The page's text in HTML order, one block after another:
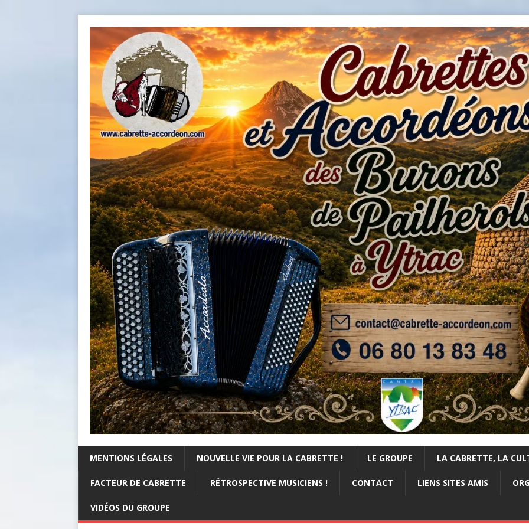
MENTIONS LÉGALES NOUVELLE VIE POUR LA CABRETTE ! LE GROUPE LA CABRETTE, LA
FACTEUR DE CABRETTE RÉTROSPECTIVE MUSICIENS ! CONTACT LIENS SITES AMIS
VIDÉOS DU GROUPE